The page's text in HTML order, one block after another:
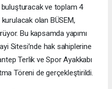
buluşturacak ve toplam 4
olan BÜSEM,
Bu kapsamda yapımı
Sitesi’nde hak sahiplerine
Terlik ve Spor Ayakkabı
Töreni de gerçekleştirildi.